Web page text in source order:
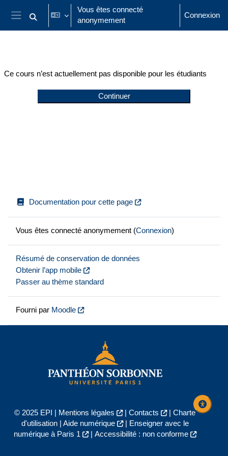
Passer au contenu principal
Panneau latéral
Activer/désactiver la saisie de recherche
Vous êtes connecté
anonymement
Connexion
Ce cours n’est actuellement pas disponible pour les étudiants
Continuer
Documentation pour cette page
Vous êtes connecté anonymement (Connexion)
Résumé de conservation de données
Obtenir l’app mobile
Passer au thème standard
Fourni par Moodle
© 2025 EPI | Mentions légales | Contacts | Charte
d'utilisation| Aide numérique |
Enseigner avec le
numérique à Paris 1
| Accessibilité : non conforme